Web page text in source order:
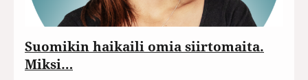
Suomikin haikaili omia siirtomaita.
Miksi…